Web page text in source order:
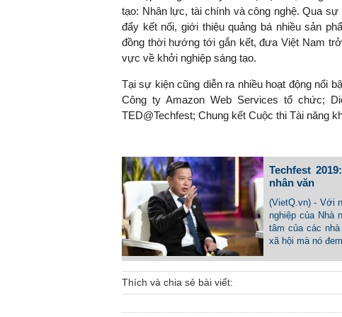
tạo: Nhân lực, tài chính và công nghệ. Qua
đẩy kết nối, giới thiệu quảng bá nhiều sản
đồng thời hướng tới gắn kết, đưa Việt Nam
vực về khởi nghiệp sáng tạo.
Tại sự kiện cũng diễn ra nhiều hoạt động nổi
Công ty Amazon Web Services tổ chức;
TED@Techfest; Chung kết Cuộc thi Tài năng
Techfest
nhân văn
(VietQ.vn) - Với
nghiệp của Nhà
tâm của các
xã hội mà nó đem
Thích và chia sẻ bài viết: